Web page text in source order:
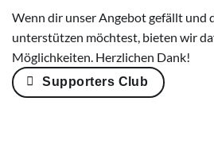
Wenn dir unser Angebot gefällt und
unterstützen möchtest, bieten wir
Möglichkeiten. Herzlichen Dank!
Supporters Club